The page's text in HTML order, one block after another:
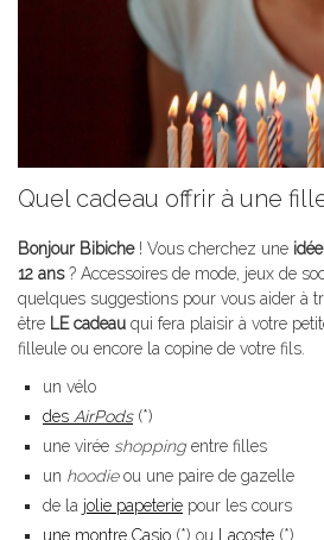
Quel cadeau offrir à une
Bonjour Bibiche! Vous cherchez une
12 ans? Accessoires de mode, jeux de
quelques suggestions pour vous aider à
être LE cadeau qui fera plaisir à votre
filleule ou encore la copine de votre fils.
un vélo
des AirPods(*)
une virée shopping entre filles
un hoodieou une paire de gazelle
de la jolie papeterie pour les cours
une montre Casio (*) ou Lacoste (*)